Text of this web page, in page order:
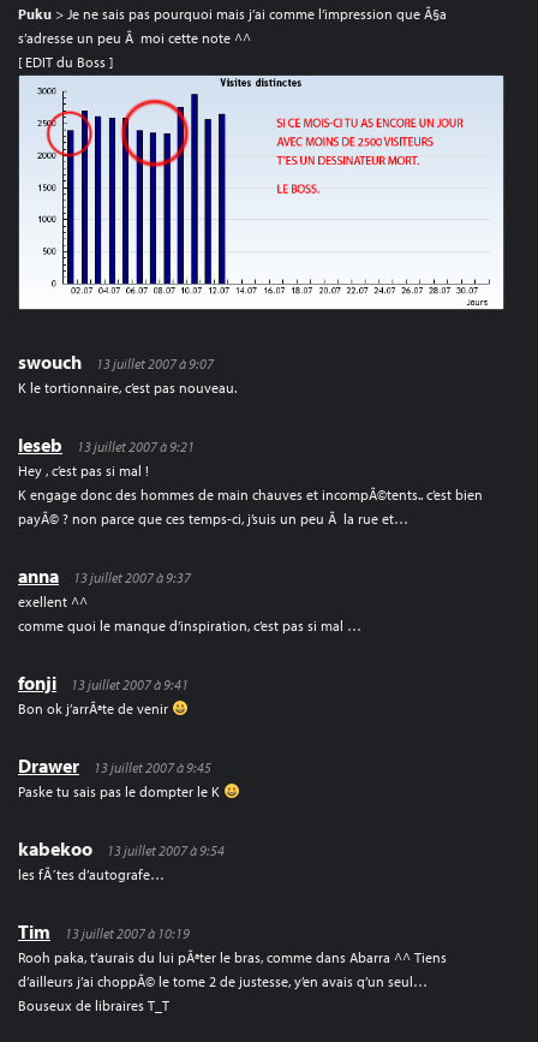
Puku > Je ne sais pas pourquoi mais j’ai comme l’impression que Ã§a
s’adresse un peu Ã moi cette note ^^
[ EDIT du Boss ]
swouch
13 juillet 2007 à 9:07
K le tortionnaire, c’est pas nouveau.
leseb
13 juillet 2007 à 9:21
Hey , c’est pas si mal !
K engage donc des hommes de main chauves et incompÃ©tents.. c’est bien
payÃ© ? non parce que ces temps-ci, j’suis un peu Ã la rue et…
anna
13 juillet 2007 à 9:37
exellent ^^
comme quoi le manque d’inspiration, c’est pas si mal …
fonji
13 juillet 2007 à 9:41
Bon ok j’arrÃªte de venir
Drawer
13 juillet 2007 à 9:45
Paske tu sais pas le dompter le K
kabekoo
13 juillet 2007 à 9:54
les fÃ´tes d’autografe…
Tim
13 juillet 2007 à 10:19
Rooh paka, t’aurais du lui pÃªter le bras, comme dans Abarra ^^ Tiens
d’ailleurs j’ai choppÃ© le tome 2 de justesse, y’en avais q’un seul…
Bouseux de libraires T_T